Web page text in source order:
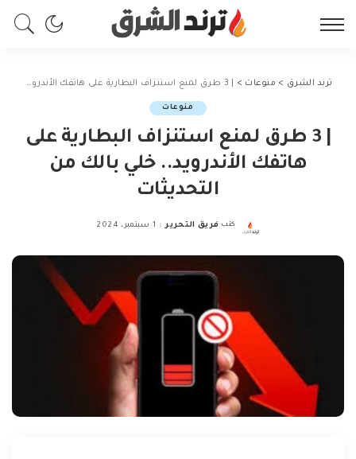
ترند الشرق > منوعات >
منوعات
| 3 طرق لمنع استنزاف البطارية على
هاتفك الأندرويد.. خلي بالك من
التحديثات
Posted
كتب فريق التحرير 1 سبتمبر، 2024